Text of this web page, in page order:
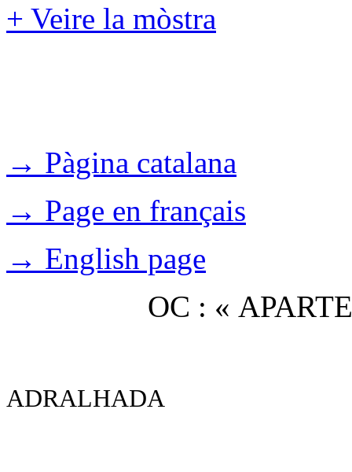
+ Veire la mòstra
→ Pàgina catalana
→ Page en français
→ English page
OC : «
ADRALHADA